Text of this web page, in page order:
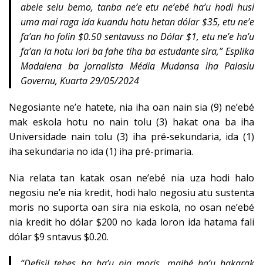
abele selu bemo, tanba ne’e etu ne’ebé ha’u hodi husi
uma mai raga ida kuandu hotu hetan dólar $35, etu ne’e
fa’an ho folin $0.50 sentavuss no Dólar $1, etu ne’e ha’u
fa’an la hotu lori ba fahe tiha ba estudante sira,” Esplika
Madalena ba jornalista Média Mudansa iha Palasiu
Governu, Kuarta 29/05/2024
Negosiante ne’e hatete, nia iha oan nain sia (9) ne’ebé
mak eskola hotu no nain tolu (3) hakat ona ba iha
Universidade nain tolu (3) iha pré-sekundaria, ida (1)
iha sekundaria no ida (1) iha pré-primaria.
Nia relata tan katak osan ne’ebé nia uza hodi halo
negosiu ne’e nia kredit, hodi halo negosiu atu sustenta
moris no suporta oan sira nia eskola, no osan ne’ebé
nia kredit ho dólar $200 no kada loron ida hatama fali
dólar $9 sntavus $0.20.